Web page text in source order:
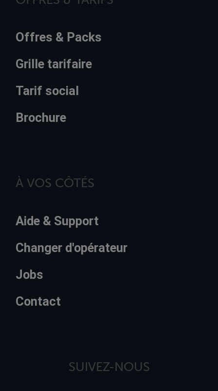
Offres & Packs
Grille tarifaire
Tarif social
Brochure
À VOS CÔTÉS
Aide & Support
Changer d'opérateur
Jobs
Contact
SUIVEZ-NOUS